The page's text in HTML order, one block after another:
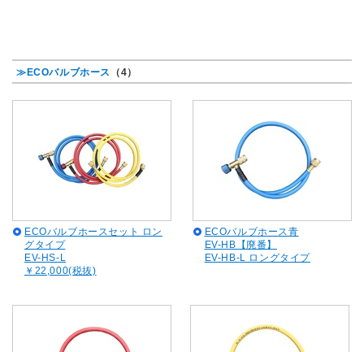
≫ECOバルブホース （4）
ECOバルブホースセット ロン
グタイプ
EV-HS-L
￥22,000(税抜)
ECOバルブホース青
EV-HB【廃番】
EV-HB-L ロングタイプ